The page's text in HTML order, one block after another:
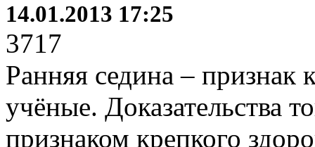
14.01.2013 17:25
3717
Ранняя седина – признак
учёные. Доказательства
признаком крепкого